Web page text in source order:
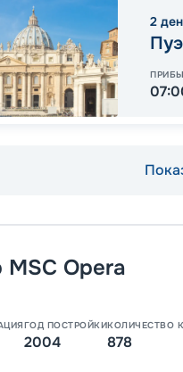
2
MSC Opera
ГОД ПОСТРОЙКИ
2004
КОЛИЧЕСТВО
878